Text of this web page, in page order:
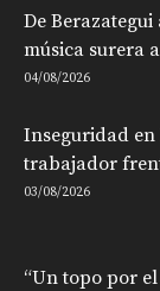
De
música surera
04/08/2026
Inseguridad
trabajador
03/08/2026
“Un topo por